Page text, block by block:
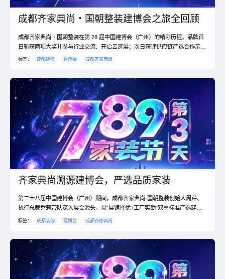
成都齐家典尚・国朝整装建博会之旅全回顾
成都齐家典尚・国朝整装在第 28 届中国建博会（广州）的精彩历程。品牌首
日斩获两项大奖并参与行业交流、开启云逛展；次日获评供应链严选合作示范
单位；第三天创始人等带队严选建材、升级供应链。全程紧扣为成都业主服务
标签： 成都装修 建博会 成都齐家典尚
齐家典尚溯源建博会，严选品质家装
第二十八届中国建博会（广州）期间，成都齐家典尚·国朝整装创始人周芹、
执行总裁乔莉带队深入展会源头，以“展馆择优+工厂实勘”双重标准严选建
材。团队聚焦蓉城业主对环保、品质与性价比的核心需求，升级百大一线品牌
标签： 成都装修 建博会 成都齐家典尚